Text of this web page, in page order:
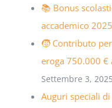
📚 Bonus
accademico
🧒 Contributo
eroga 750.000 €
Settembre 3, 2025
Auguri speciali di